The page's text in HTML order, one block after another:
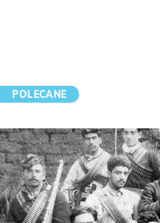
POLECANE